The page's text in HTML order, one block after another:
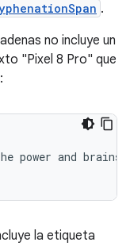
.
no incluye un
"Pixel 8 Pro" que
power and brains
la etiqueta